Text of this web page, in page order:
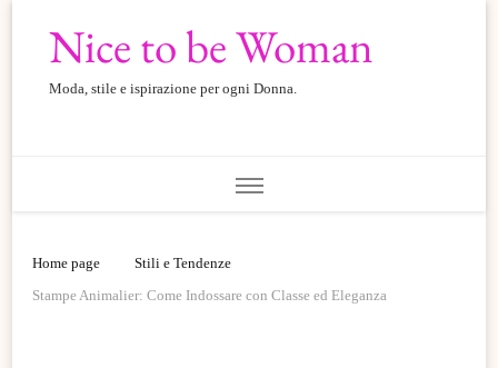
Nice to be Woman
Moda, stile e ispirazione per ogni Donna.
Home page
Stili e Tendenze
Stampe Animalier: Come Indossare con Classe ed Eleganza